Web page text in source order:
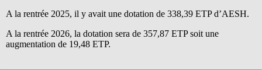
A la rentrée 2025, il y avait une dotation de 338,39 ETP d’AESH.
A la rentrée 2026, la dotation sera de 357,87 ETP soit une
augmentation de 19,48 ETP.